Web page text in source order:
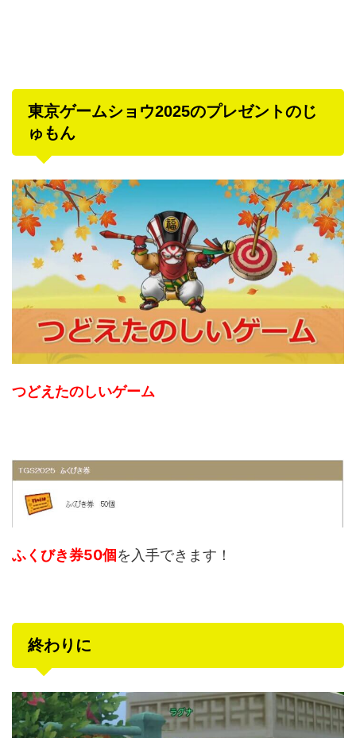
東京ゲームショウ2025のプレゼントのじ
ゅもん
つどえたのしいゲーム
ふくびき券50個を入手できます！
終わりに